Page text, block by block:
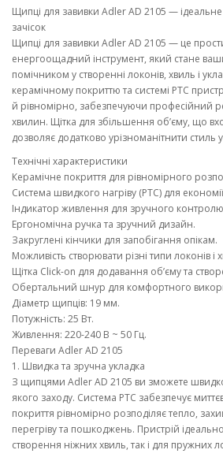
Щипці для завивки Adler AD 2105 —
зачісок
Щипці для завивки Adler AD 2105 — це
енергоощадний інструмент, який стане
помічником у створенні локонів, хвиль і
керамічному покриттю та системі PTC
й рівномірно, забезпечуючи професійний
хвилин. Щітка для збільшення об’єму, що
дозволяє додатково урізноманітнити стиль
Технічні характеристики
Керамічне покриття для рівномірного
Система швидкого нагріву (PTC) для
Індикатор живлення для зручного
Ергономічна ручка та зручний дизайн.
Закруглені кінчики для запобігання опікам.
Можливість створювати різні типи локонів і
Щітка Click-on для додавання об’єму та
Обертальний шнур для комфортного
Діаметр щипців: 19 мм.
Потужність: 25 Вт.
Живлення: 220-240 В ~ 50 Гц.
Переваги Adler AD 2105
1. Швидка та зручна укладка
З щипцями Adler AD 2105 ви зможете швидко
якого заходу. Система PTC забезпечує
покриття рівномірно розподіляє тепло,
перегріву та пошкоджень. Пристрій
створення ніжних хвиль, так і для пружних